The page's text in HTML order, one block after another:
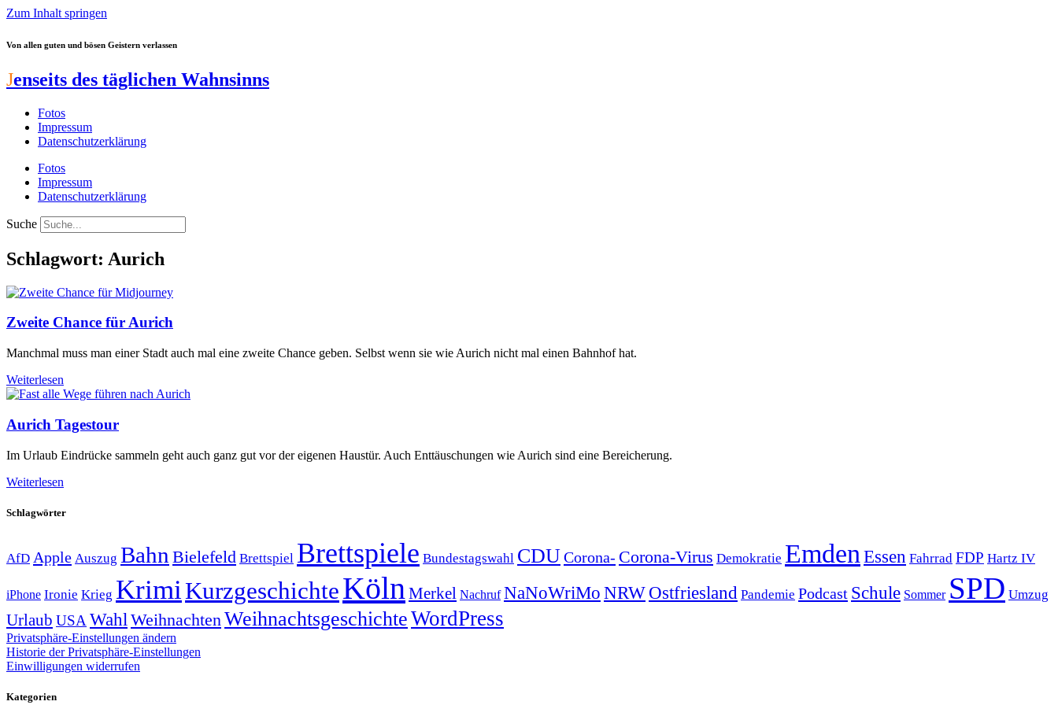
Zum Inhalt springen
Von allen guten und bösen Geistern verlassen
Jenseits des täglichen Wahnsinns
Fotos
Impressum
Datenschutzerklärung
Fotos
Impressum
Datenschutzerklärung
Suche
Schlagwort: Aurich
Zweite Chance für Aurich
Manchmal muss man einer Stadt auch mal eine zweite Chance geben. Selbst wenn sie wie Aurich nicht mal einen Bahnhof hat.
Weiterlesen
Aurich Tagestour
Im Urlaub Eindrücke sammeln geht auch ganz gut vor der eigenen Haustür. Auch Enttäuschungen wie Aurich sind eine Bereicherung.
Weiterlesen
Schlagwörter
AfD Apple Auszug Bahn Bielefeld Brettspiel Brettspiele Bundestagswahl CDUCorona- Corona-Virus Demokratie Emden Essen Fahrrad FDP Hartz IV
iPhone Ironie Krieg KrimiKurzgeschichteKöln Merkel Nachruf NaNoWriMo NRWOstfriesland Pandemie Podcast Schule Sommer SPD Umzug
Urlaub USA Wahl Weihnachten WeihnachtsgeschichteWordPress
Privatsphäre-Einstellungen ändern
Historie der Privatsphäre-Einstellungen
Einwilligungen widerrufen
Kategorien